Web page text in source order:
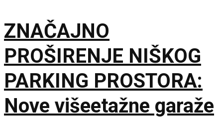
ZNAČAJNO
PROŠIRENJE NIŠKOG
PARKING PROSTORA:
Nove višeetažne garaže